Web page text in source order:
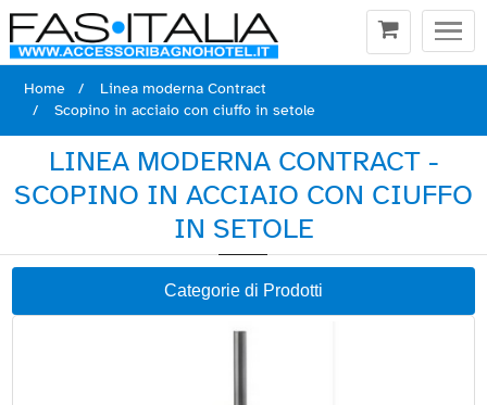
Home
Linea moderna Contract
Scopino in acciaio con ciuffo in setole
LINEA MODERNA CONTRACT -
SCOPINO IN ACCIAIO CON CIUFFO
IN SETOLE
Categorie di Prodotti